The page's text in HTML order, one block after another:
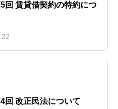
回 賃貸借契約の特約につ
回 改正民法について